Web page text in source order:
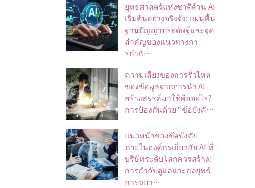
ยุทธศาสตร์แห่งชาติด้าน AI
เริ่มต้นอย่างจริงจัง: แผนพื้น
ฐานปัญญาประดิษฐ์และจุด
สำคัญของแนวทางกา
รกำกั…
ความเสี่ยงของการรั่วไหล
ของข้อมูลจากการนำ AI
สร้างสรรค์มาใช้คืออะไร?
การป้องกันด้วย “ข้อบังคั…
แนวหน้าของข้อบังคับ
ภายในองค์กรเกี่ยวกับ AI ที่
บริษัทระดับโลกควรสร้าง:
การกำกับดูแลและกลยุทธ์
การขยา…